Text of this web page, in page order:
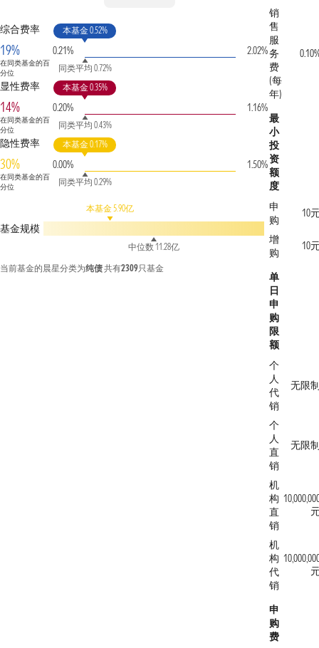
综合费率
19%
在同类基金的百
分位
0.21%
本基金 0.52%
同类平均 0.72%
2.02%
显性费率
14%
在同类基金的百
分位
0.20%
本基金 0.35%
同类平均 0.43%
1.16%
隐性费率
30%
在同类基金的百
分位
0.00%
本基金 0.17%
同类平均 0.29%
1.50%
基金规模
本基金 5.90亿
中位数 11.28亿
当前基金的晨星分类为纯债共有2309只基金
销
售
服
务
费
(每
年)
最
小
投
资
额
度
申
购
10
增
购
10
单
日
申
购
限
额
个
人
代
销
无限
个
人
直
销
无限
机
构
直
销
机
构
代
销
申
购
费